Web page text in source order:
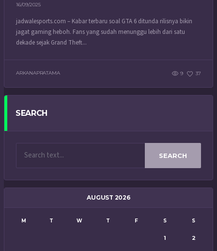
16/09/2025
jadwalesports.com – Kabar terbaru soal GTA 6 ditunda rilisnya bikin
jagat gaming heboh. Fans yang sudah menunggu lebih dari satu
dekade sejak Grand Theft...
ARKANAPRATAMA 9 37
SEARCH
SEARCH
AUGUST 2026
M T W T F S S
1 2